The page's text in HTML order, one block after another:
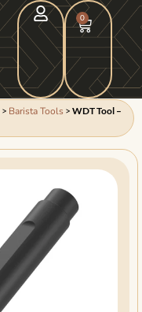
0
> Barista Tools > WDT Tool –